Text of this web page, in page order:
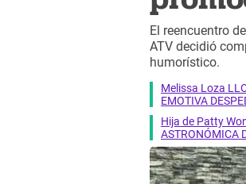
El reencuentro
ATV decidió
humorístico.
Melissa Loza
EMOTIVA
Hija de Patty
ASTRONÓMICA